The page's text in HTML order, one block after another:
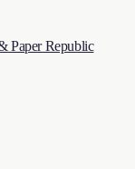
Paper Republic